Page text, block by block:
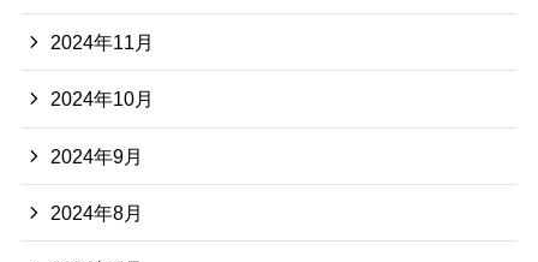
2024年11月
2024年10月
2024年9月
2024年8月